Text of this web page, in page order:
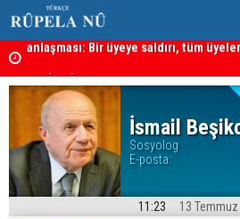
sayılacak
MEI Raporu: Peşmerge, Washington'ın
Önemli Güvenlik Ortaklarından Biri
İsmail
Sosyolog
E-posta:
11:23 13